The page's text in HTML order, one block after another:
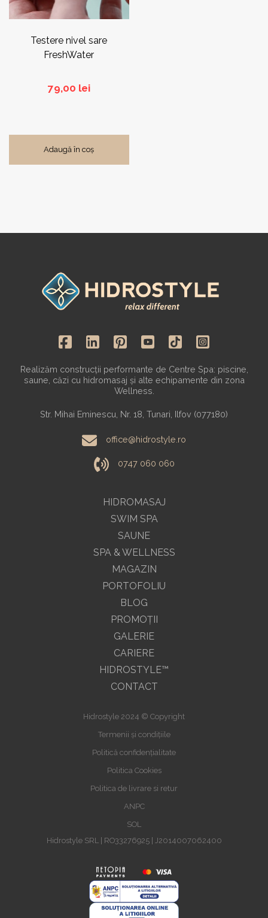
Testere nivel sare
FreshWater
79,00 lei
Adaugă în coș
HIDROMASAJ
SWIM SPA
SAUNE
SPA & WELLNESS
MAGAZIN
Realizăm construcții performante de Centre Spa: piscine,
saune, căzi cu hidromasaj și alte echipamente din zona
Wellness.
Str. Mihai Eminescu, Nr. 18, Tunari, Ilfov (077180)
office@hidrostyle.ro
0747 060 060
PORTOFOLIU
BLOG
PROMOŢII
GALERIE
CARIERE
HIDROSTYLE™
CONTACT
Hidrostyle 2024 © Copyright
Termenii și condițiile
Politică confidențialitate
Politica Cookies
Politica de livrare si retur
ANPC
SOL
Hidrostyle SRL | RO33276925 | J2014007062400